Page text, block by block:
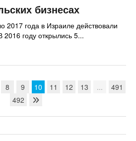
бизнесах
2017 года в Израиле действовали
году открылись 5...
8 9 10 11 12 13 ...
491
492